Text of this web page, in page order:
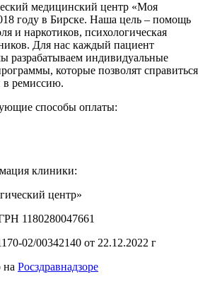
медицинский центр «Моя
году в Бирске. Наша цель – помощь
и наркотиков, психологическая
Для нас каждый пациент
разрабатываем индивидуальные
которые позволят справиться
в ремиссию.
способы оплаты:
клиники:
центр»
1180280047661
02/00342140 от 22.12.2022 г
на Росздравнадзоре